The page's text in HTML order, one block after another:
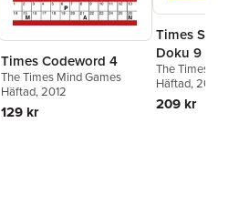
Times Codeword 4
The Times Mind Games
Häftad, 2012
129 kr
Times
Doku 9
The Times Mind
Häftad, 2020
209 kr